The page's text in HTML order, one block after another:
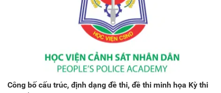
Công bố cấu trúc, định dạng đề thi, đề thi minh họa Kỳ thi